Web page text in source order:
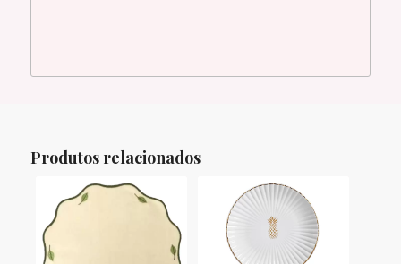
Produtos relacionados